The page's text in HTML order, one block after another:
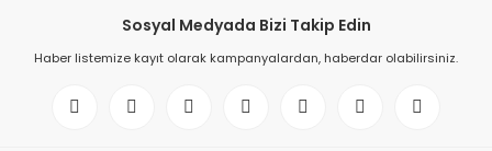
Sosyal Medyada Bizi Takip Edin
Haber listemize kayıt olarak kampanyalardan, haberdar olabilirsiniz.